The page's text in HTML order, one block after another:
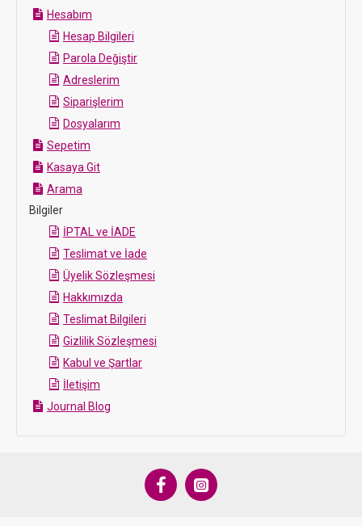
Hesabım
Hesap Bilgileri
Parola Değiştir
Adreslerim
Siparişlerim
Dosyalarım
Sepetim
Kasaya Git
Arama
Bilgiler
İPTAL ve İADE
Teslimat ve İade
Üyelik Sözleşmesi
Hakkımızda
Teslimat Bilgileri
Gizlilik Sözleşmesi
Kabul ve Şartlar
İletişim
Journal Blog